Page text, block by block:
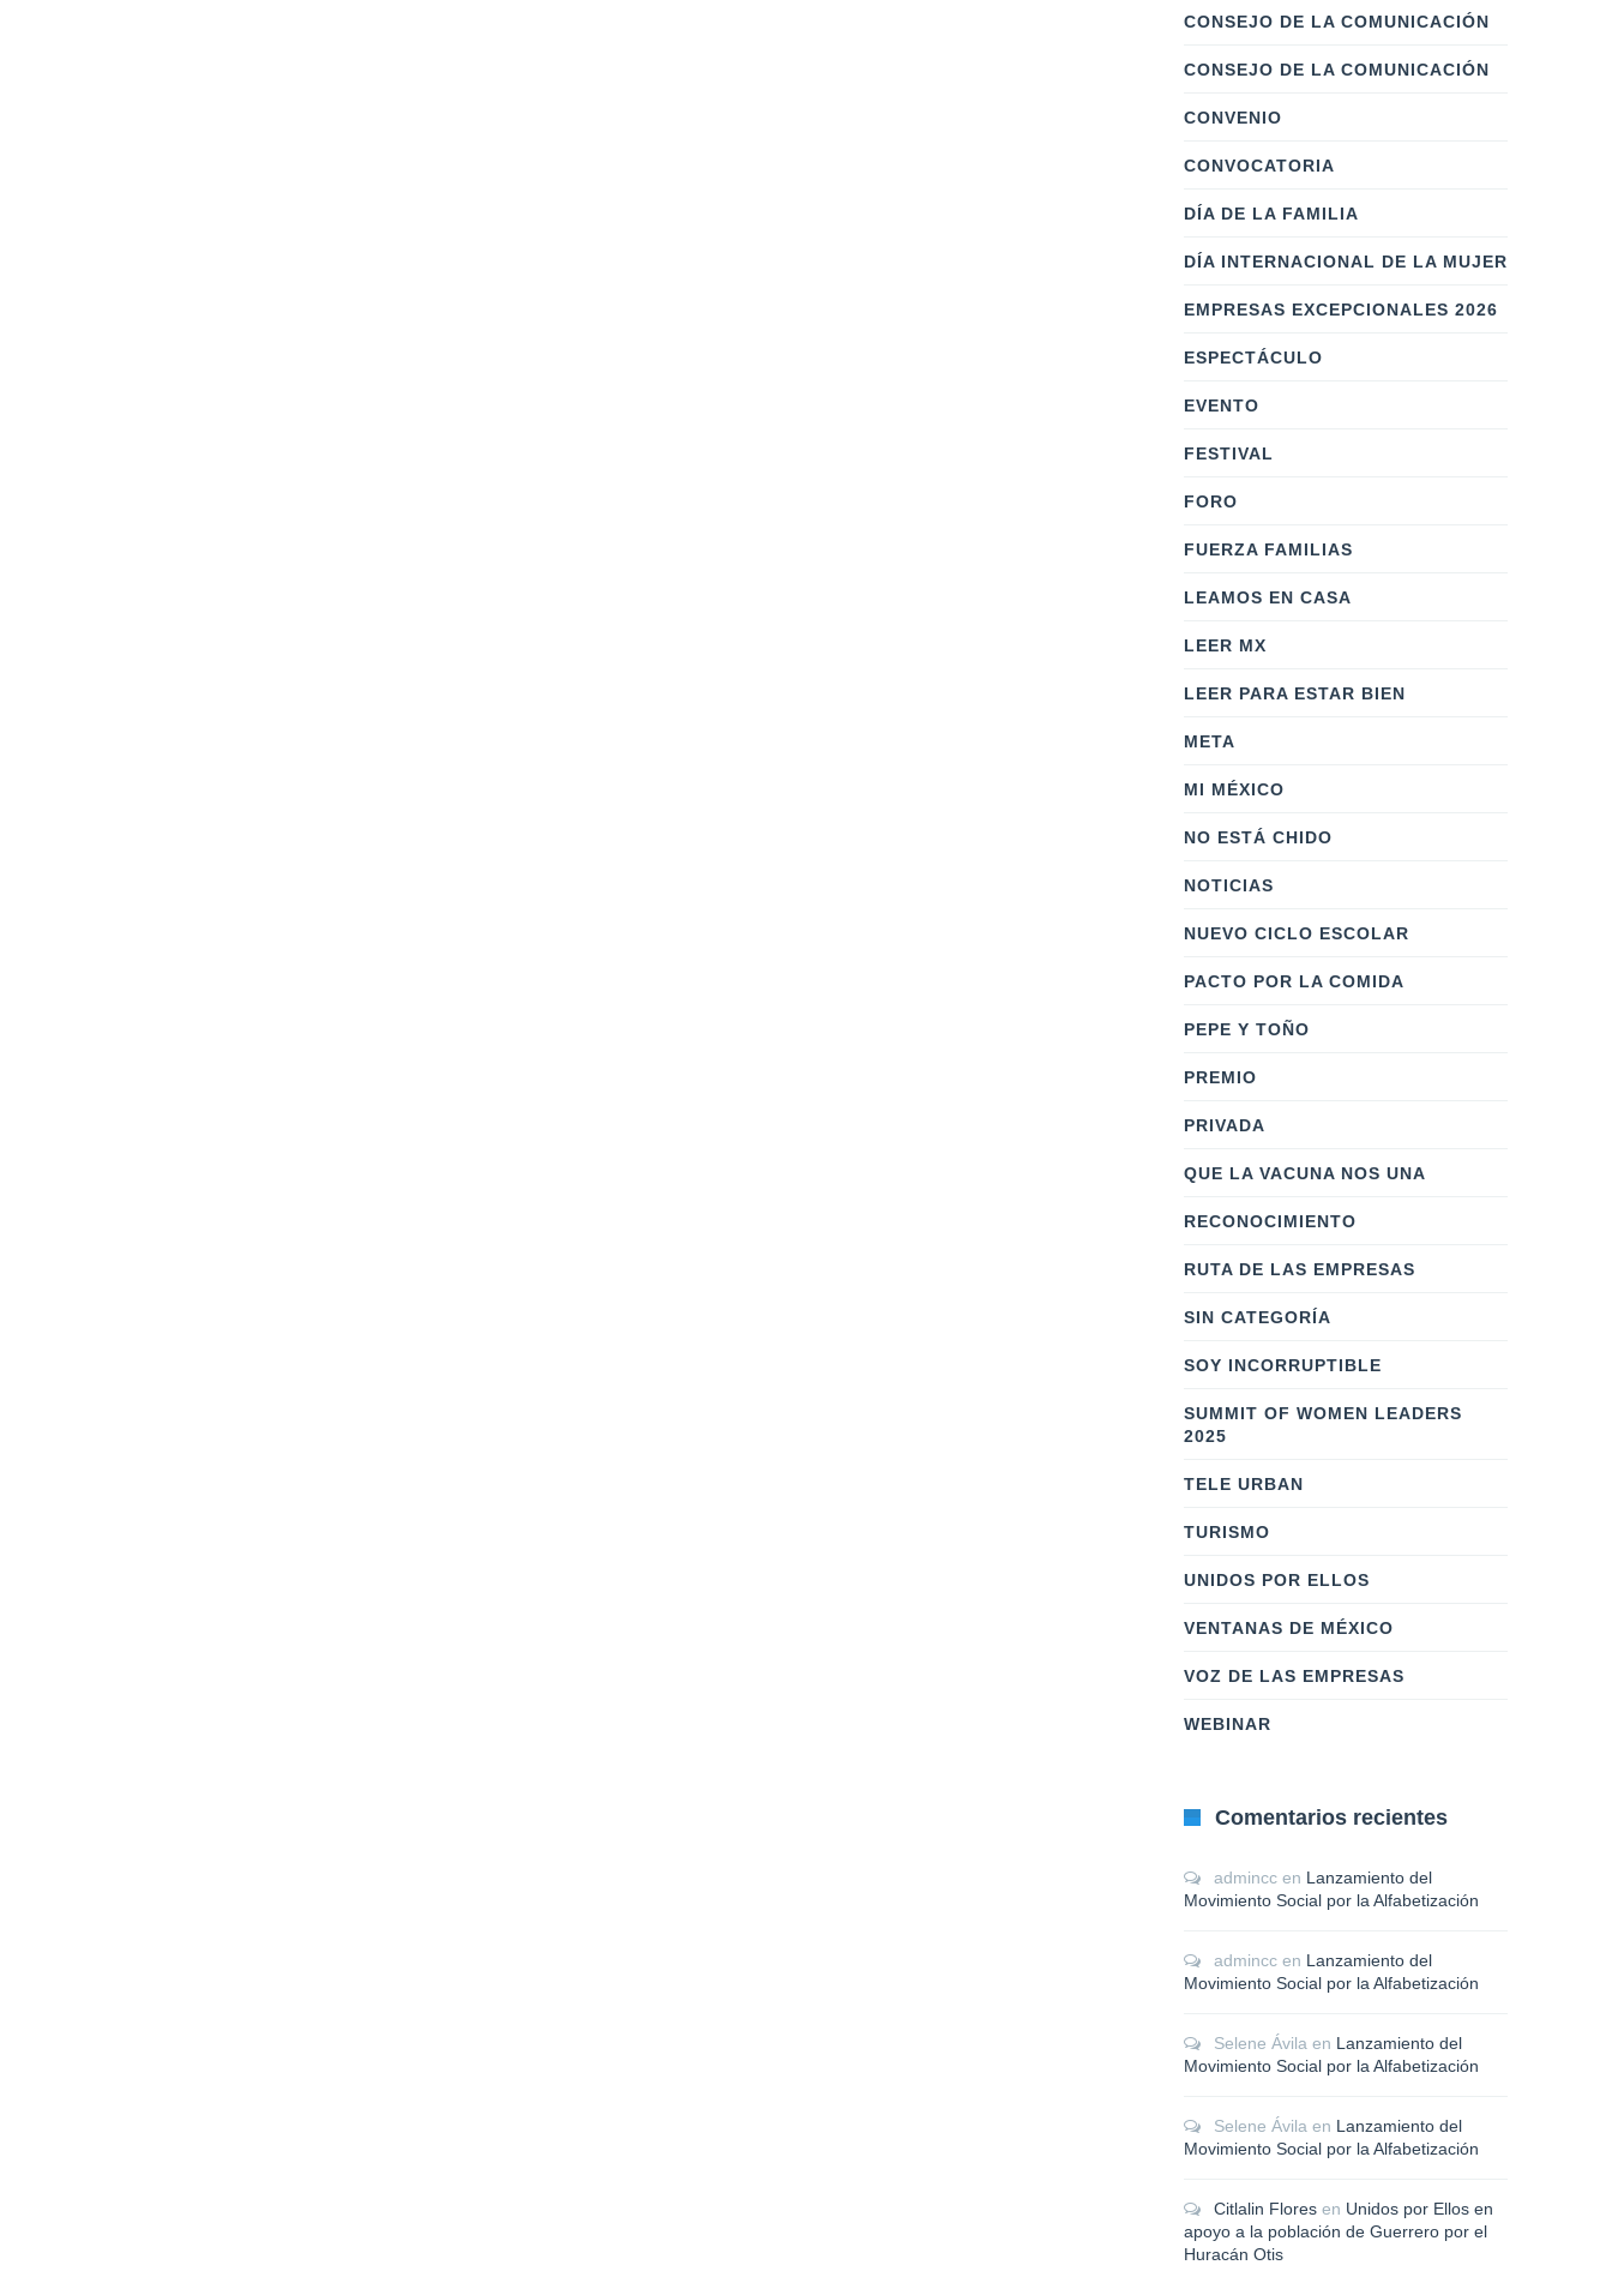
CONSEJO DE LA COMUNICACIÓN
CONSEJO DE LA COMUNICACIÓN
CONVENIO
CONVOCATORIA
DÍA DE LA FAMILIA
DÍA INTERNACIONAL DE LA MUJER
EMPRESAS EXCEPCIONALES 2026
ESPECTÁCULO
EVENTO
FESTIVAL
FORO
FUERZA FAMILIAS
LEAMOS EN CASA
LEER MX
LEER PARA ESTAR BIEN
META
MI MÉXICO
NO ESTÁ CHIDO
NOTICIAS
NUEVO CICLO ESCOLAR
PACTO POR LA COMIDA
PEPE Y TOÑO
PREMIO
PRIVADA
QUE LA VACUNA NOS UNA
RECONOCIMIENTO
RUTA DE LAS EMPRESAS
SIN CATEGORÍA
SOY INCORRUPTIBLE
SUMMIT OF WOMEN LEADERS
2025
TELE URBAN
TURISMO
UNIDOS POR ELLOS
VENTANAS DE MÉXICO
VOZ DE LAS EMPRESAS
WEBINAR
Comentarios recientes
admincc en Lanzamiento del
Movimiento Social por la Alfabetización
admincc en Lanzamiento del
Movimiento Social por la Alfabetización
Selene Ávila en Lanzamiento del
Movimiento Social por la Alfabetización
Selene Ávila en Lanzamiento del
Movimiento Social por la Alfabetización
Citlalin Flores en Unidos por Ellos en
apoyo a la población de Guerrero por el
Huracán Otis